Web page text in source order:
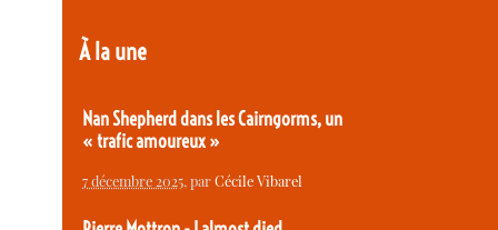
À la une
Nan Shepherd dans les Cairngorms, un
« trafic amoureux »
7 décembre 2025, parCécile Vibarel